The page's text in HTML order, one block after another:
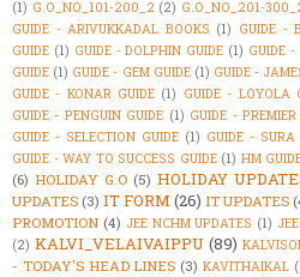
(1) G.O_NO_101-200_2 (2) G.O_NO_201-
GUIDE - ARIVUKKADAL BOOKS (1) GUIDE -
GUIDE (1) GUIDE - DOLPHIN GUIDE (1) GUIDE -
GUIDE (1) GUIDE - GEM GUIDE (1) GUIDE -
GUIDE - KONAR GUIDE (1) GUIDE - LOYOLA
GUIDE - PENGUIN GUIDE (1) GUIDE - PREMIER
GUIDE - SELECTION GUIDE (1) GUIDE - SURA
GUIDE - WAY TO SUCCESS GUIDE (1) HM
(6) HOLIDAY G.O (5) HOLIDAY
UPDATES (3) IT FORM (26) IT UPDATES
PROMOTION (4) JEE NCHM UPDATES (1)
(2) KALVI_VELAIVAIPPU (89)
- TODAY'S HEAD LINES (3) KAVITHAIKAL